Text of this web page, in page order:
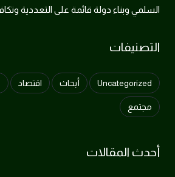
السلمي وبناء دولة قائمة على التعددية
التصنيفات
Uncategorized أبحاث اقتصاد
مجتمع
أحدث المقالات